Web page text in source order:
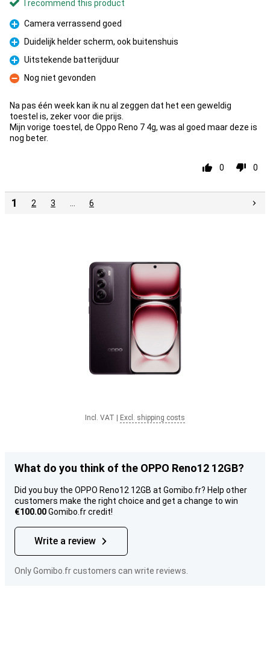
I recommend this product
Pro
Camera verrassend goed
Pro
Duidelijk helder scherm, ook buitenshuis
Pro
Uitstekende batterijduur
Con
Nog niet gevonden
Na pas één week kan ik nu al zeggen dat het een geweldig
toestel is, zeker voor die prijs.
Mijn vorige toestel, de Oppo Reno 7 4g, was al goed maar deze is
nog beter.
0 0
1 2 3 6
Incl. VAT Excl. shipping costs
What do you think of the OPPO Reno12 12GB?
Did you buy the OPPO Reno12 12GB at Gomibo.fr? Help other
customers make the right choice and get a change to win
€100.00Gomibo.fr credit!
Write a review
Only Gomibo.fr customers can write reviews.